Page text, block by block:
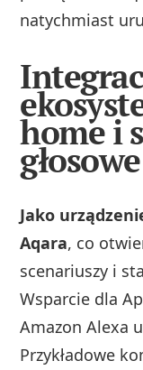
natychmiast
home i
głosowe
Jako
Aqara, co
scenariuszy i
Wsparcie dla
Amazon Alexa
Przykładowe